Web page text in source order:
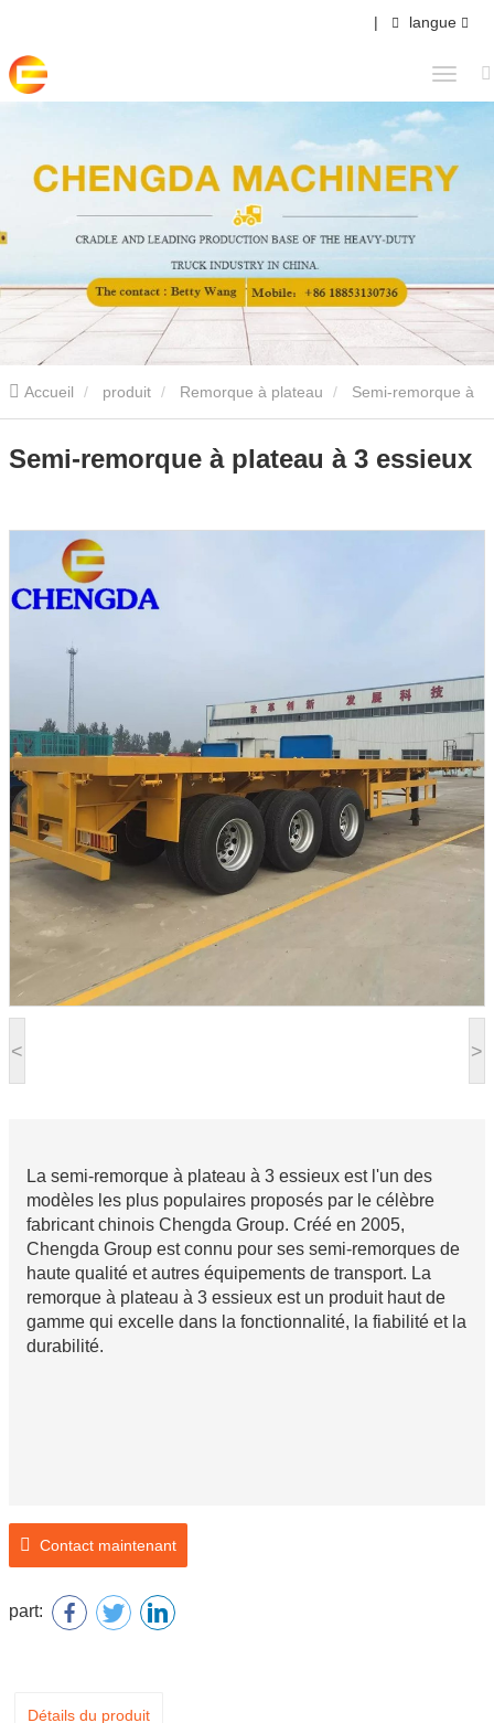
| langue
Accueil produit Remorque à plateau
< >
Semi-remorque à plateau à 3 essieux
La semi-remorque à plateau à 3 essieux est l'un des
modèles les plus populaires proposés par le célèbre
fabricant chinois Chengda Group. Créé en 2005,
Chengda Group est connu pour ses semi-remorques de
haute qualité et autres équipements de transport. La
remorque à plateau à 3 essieux est un produit haut de
gamme qui excelle dans la fonctionnalité, la fiabilité et la
durabilité.
Contact maintenant
part:
Détails du produit